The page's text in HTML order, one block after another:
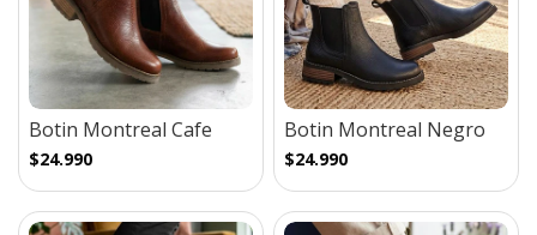
Botin Montreal Cafe
$24.990
Botin Montreal Negro
$24.990